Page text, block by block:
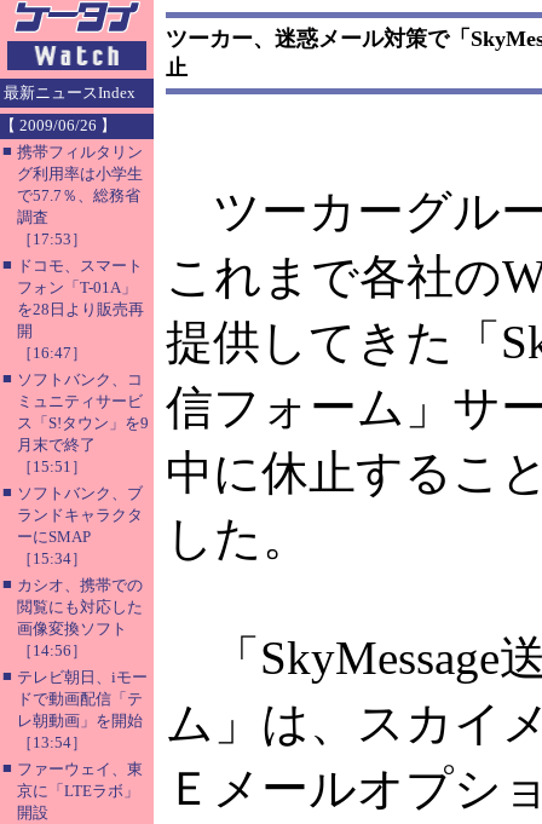
最新ニュースIndex
【 2009/06/26 】
■ 携帯フィルタリン
グ利用率は小学生
で57.7％、総務省
調査
［17:53］
■ ドコモ、スマート
フォン「T-01A」
を28日より販売再
開
［16:47］
■ ソフトバンク、コ
ミュニティサービ
ス「S!タウン」を9
月末で終了
［15:51］
■ ソフトバンク、ブ
ランドキャラクタ
ーにSMAP
［15:34］
■ カシオ、携帯での
閲覧にも対応した
画像変換ソフト
［14:56］
■ テレビ朝日、iモー
ドで動画配信「テ
レ朝動画」を開始
［13:54］
■ ファーウェイ、東
京に「LTEラボ」
開設
ツーカー、迷惑メール対策で「
止
ツーカーグル
これまで各社の
提供してきた「
信フォーム」サ
中に休止するこ
した。
「SkyMessage
ム」は、スカイ
Ｅメールオプシ